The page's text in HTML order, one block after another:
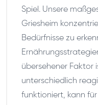
Spiel. Unsere
Griesheim
Bedürfnisse zu
übersehener Faktor
unterschiedlich
funktioniert, kann